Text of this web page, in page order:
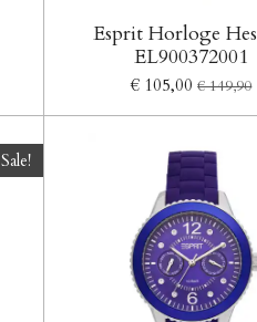
Esprit Horloge
EL900372001
€ 105,00 € 149,90
Sale!